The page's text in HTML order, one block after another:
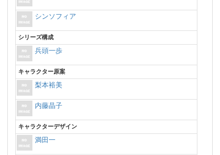
シンソフィア
シリーズ構成
兵頭一歩
キャラクター原案
梨本裕美
内藤晶子
キャラクターデザイン
満田一